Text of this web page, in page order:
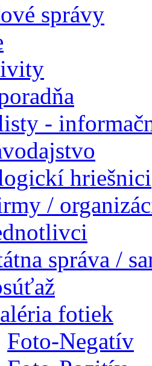
správy
-
hriešnici
/
správa /
fotiek
Foto-Negatív